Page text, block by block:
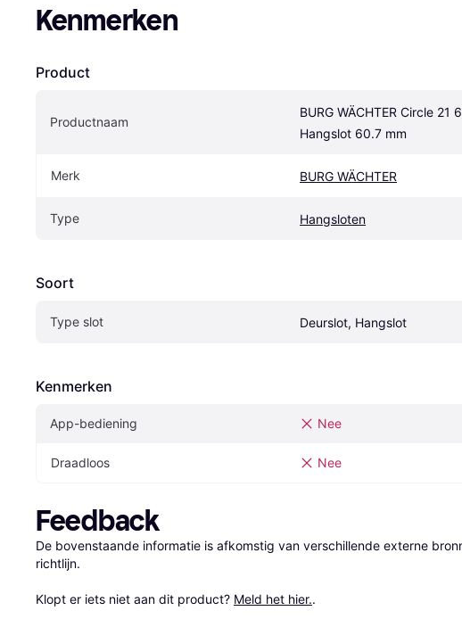
Kenmerken
Product
Productnaam
BURG WÄCHTER Circle 21
Hangslot 60.7 mm
Merk BURG WÄCHTER
Type Hangsloten
Soort
Type slot Deurslot, Hangslot
Kenmerken
App-bediening Nee
Draadloos Nee
Feedback
De bovenstaande informatie is afkomstig van verschillende externe
richtlijn.
Klopt er iets niet aan dit product? Meld het hier..